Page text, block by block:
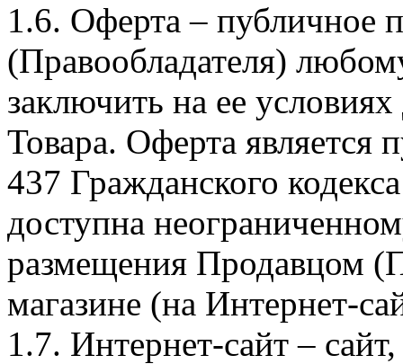
1.6. Оферта – публичное
(Правообладателя)
заключить на ее
Товара. Оферта является
437 Гражданского
доступна
размещения Продавцом
магазине (на Интернет-
1.7. Интернет-сайт –